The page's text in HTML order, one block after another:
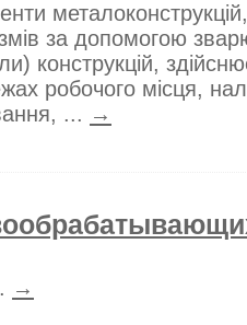
за допомогою
конструкцій,
робочого місця,
... →
→